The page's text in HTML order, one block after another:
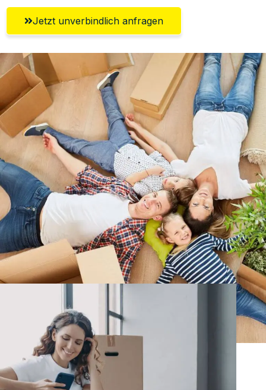
Jetzt unverbindlich anfragen